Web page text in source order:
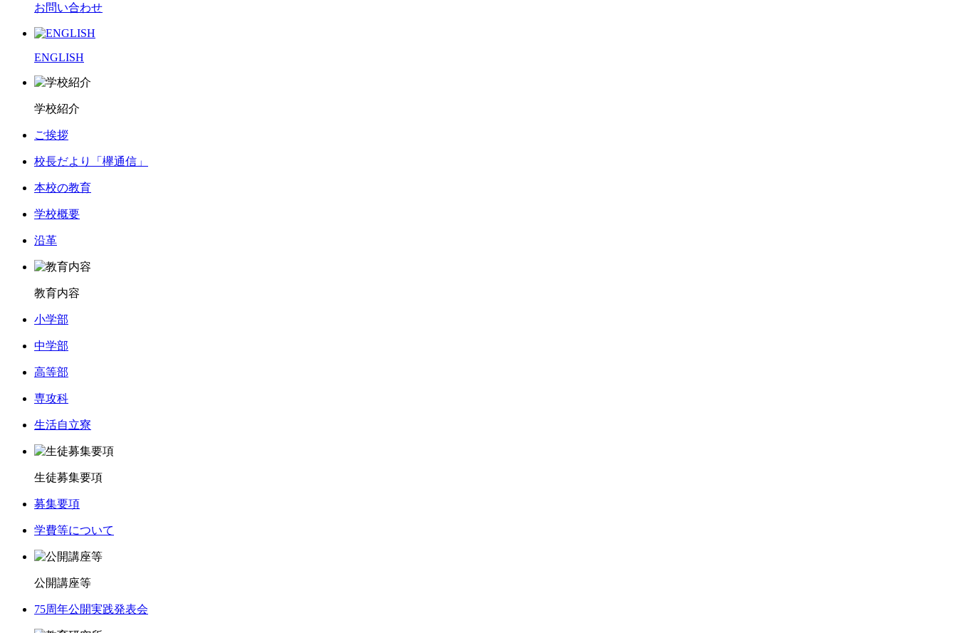
お問い合わせ
ENGLISH
学校紹介
ご挨拶
校長だより「欅通信」
本校の教育
学校概要
沿革
教育内容
小学部
中学部
高等部
専攻科
生活自立寮
生徒募集要項
募集要項
学費等について
公開講座等
75周年公開実践発表会